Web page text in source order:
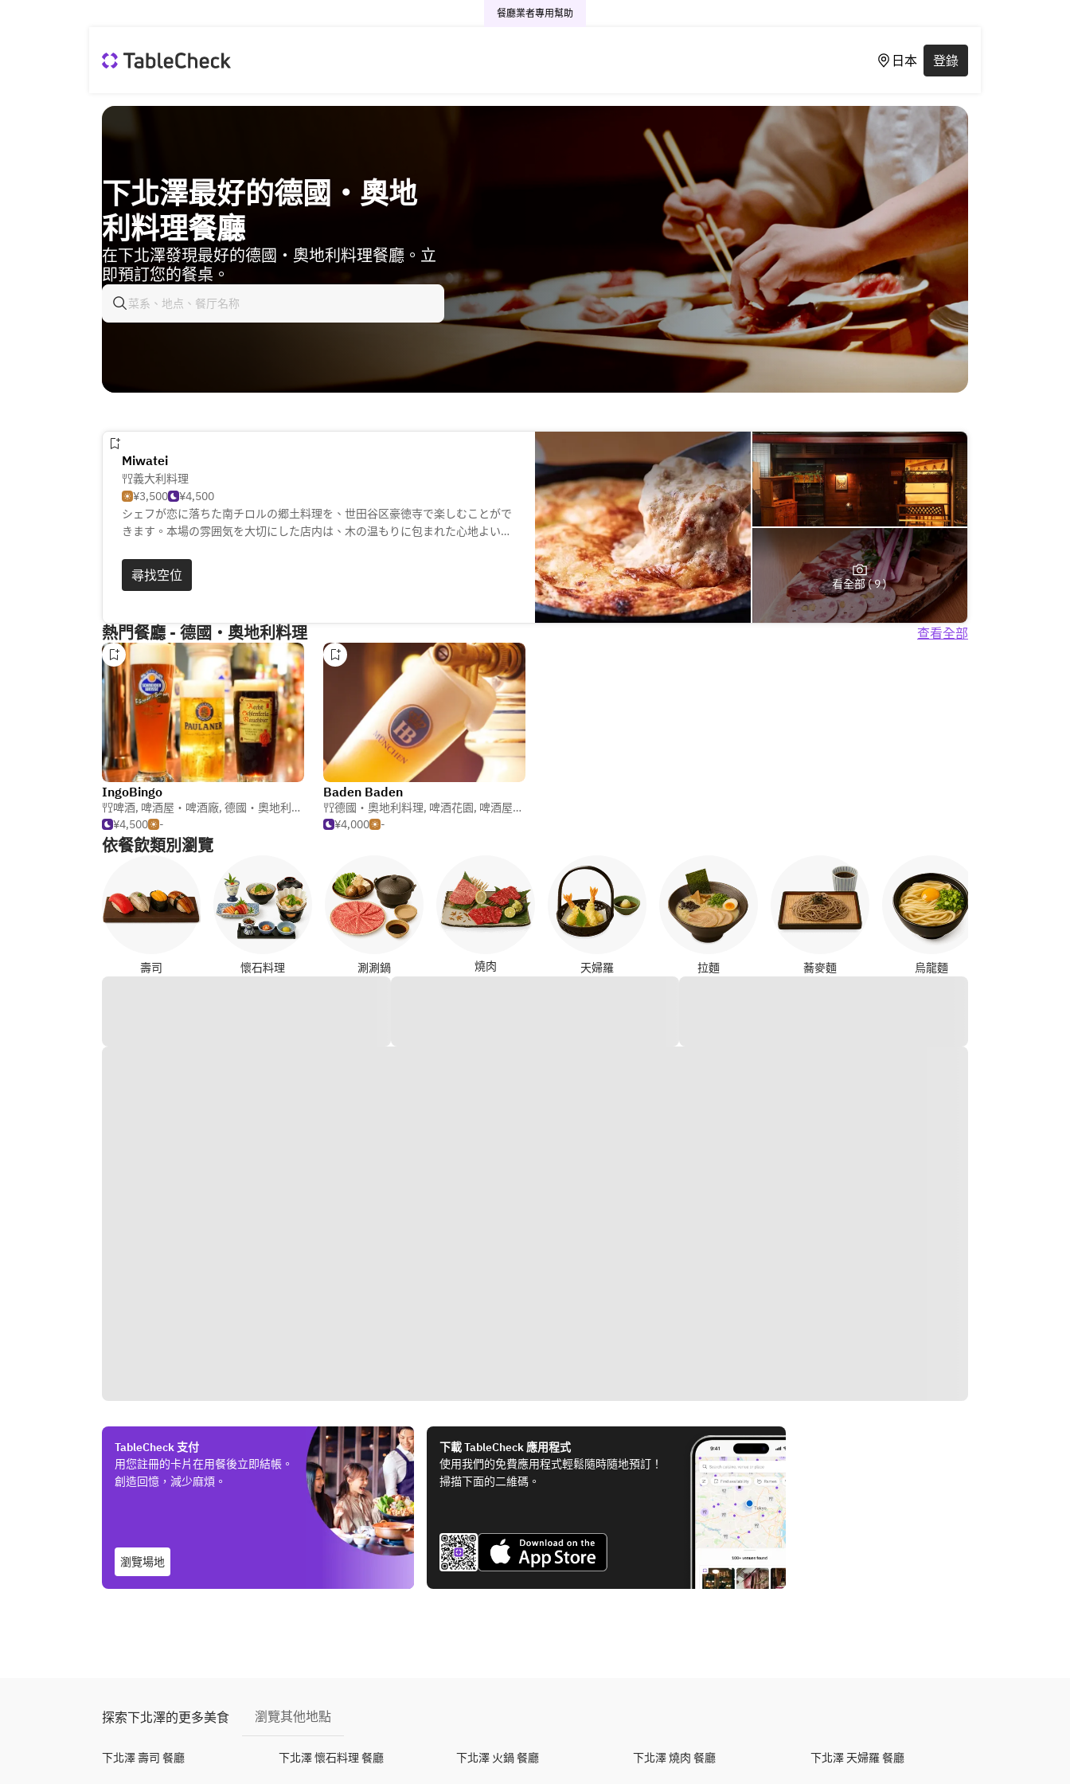
餐廳業者專用幫助
日本 登錄
下北澤最好的德國・奧地
利料理餐廳
在下北澤發現最好的德國・奧地利料理餐廳。立
即預訂您的餐桌。
Miwatei
義大利料理
¥3,500
¥4,500
シェフが恋に落ちた南チロルの郷土料理を、世田谷区豪徳寺で楽しむことがで
きます。本場の雰囲気を大切にした店内は、木の温もりに包まれた心地よい空
を堪能できます。また、シャルキュトリーやワインなどのアラカルトメニュー
も豊富に取り揃えております。お客様の五感を満たす店内の雰囲気や料理と共
尋找空位
看全部 ( 9 )
熱門餐廳 - 德國・奧地利料理 查看全部
IngoBingo
啤酒, 啤酒屋・啤酒廠, 德國・奧地利料理
¥4,500
-
Baden Baden
德國・奧地利料理, 啤酒花園, 啤酒屋・啤酒廠
¥4,000
-
依餐飲類別瀏覽
壽司 懷石料理 涮涮鍋 燒肉 天婦羅 拉麵 蕎麥麵 烏龍麵
TableCheck 支付
用您註冊的卡片在用餐後立即結帳。
創造回憶，減少麻煩。
瀏覽場地
下載 TableCheck 應用程式
使用我們的免費應用程式輕鬆隨時隨地預訂！
掃描下面的二維碼。
探索下北澤的更多美食 瀏覽其他地點
下北澤 壽司 餐廳 下北澤 懷石料理 餐廳 下北澤 火鍋 餐廳 下北澤 燒肉 餐廳 下北澤 天婦羅 餐廳